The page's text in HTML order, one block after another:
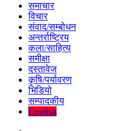
समाचार
विचार
संवाद/सम्बोधन
अन्तर्राष्ट्रिय
कला/साहित्य
समीक्षा
दस्तावेज
कृषि/पर्यावरण
भिडियो
सम्पादकीय
English